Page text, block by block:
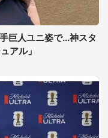
巨人ユニ姿で...神スタ
アル」